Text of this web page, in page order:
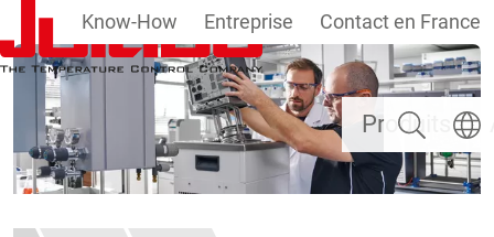
Aller au contenu principal
Produits
Know-How Entreprise Contact en France
Rechercher